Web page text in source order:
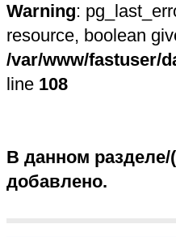
Warning:
resource, boolean
/var/www/fastuser/
line 108
В данном разделе/
добавлено.